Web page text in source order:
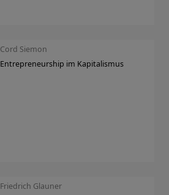
Cord Siemon
Entrepreneurship im Kapitalismus
Friedrich Glauner